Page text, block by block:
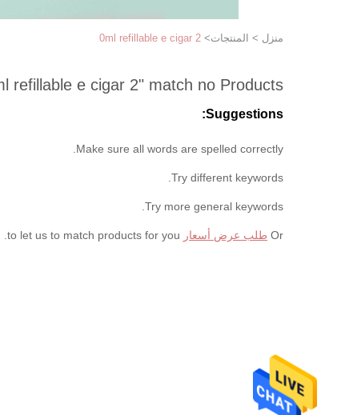
منزل > المنتجات>
2 0ml refillable e cigar
2 0ml refillable e cigar" match no Products
Suggestions:
Make sure all words are spelled correctly.
Try different keywords.
Try more general keywords.
Or طلب عرض أسعار